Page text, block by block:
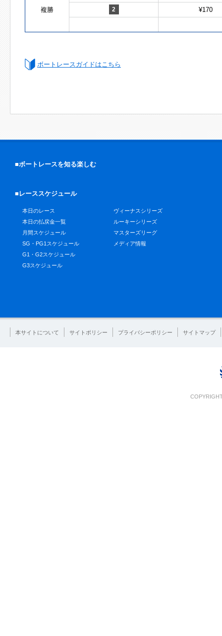
複勝 2 ¥170
ボートレースガイドはこちら
■ボートレースを知る楽しむ
■レーススケジュール
本日のレース
本日の払戻金一覧
月間スケジュール
SG・PG1スケジュール
G1・G2スケジュール
G3スケジュール
ヴィーナスシリーズ
ルーキーシリーズ
マスターズリーグ
メディア情報
本サイトについて サイトポリシー プライバシーポリシー サイトマップ